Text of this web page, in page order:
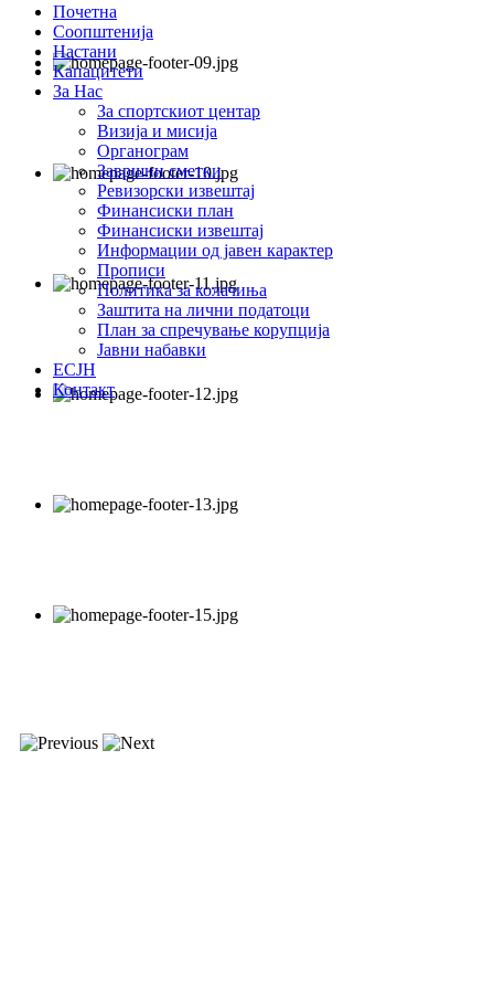
Почетна
Соопштенија
Настани
Капацитети
За Нас
За спортскиот центар
Визија и мисија
Органограм
Завршни сметки
Ревизорски извештај
Финансиски план
Финансиски извештај
Информации од јавен карактер
Прописи
Политика за колачиња
Заштита на лични податоци
План за спречување корупција
Јавни набавки
ЕСЈН
Контакт